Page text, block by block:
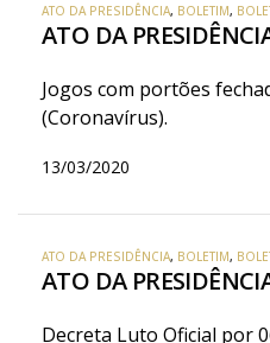
ATO DA PRESIDÊNCIA, BOLETIM,
ATO DA
Jogos com portões
(Coronavírus).
13/03/2020
ATO DA PRESIDÊNCIA, BOLETIM,
ATO DA
Decreta Luto Oficial por